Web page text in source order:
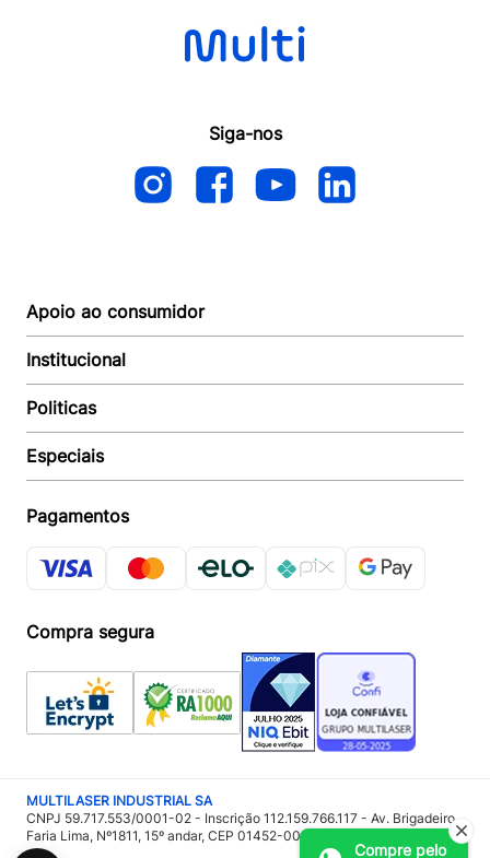
Compre pelo
Siga-nos
Apoio ao consumidor
Autoatendimento
Suporte e reparo
Acompanhar Entrega
Baixe o APP
Institucional
Quem somos
Revendedor
Seja um Revendedor
Trabalhe conosco
Responsabilidade Ambiental:
Imprensa
Politicas
Política de Entrega
Política de Pagamento
Política de Privacidade
Política Troca e Devolução
Regulamento de Cashback
Especiais
Multicoin
Pagamentos
Compra segura
MULTILASER INDUSTRIAL SA
CNPJ 59.717.553/0001-02 - Inscrição 112.159.766.117 - Av. Brigadeiro
Faria Lima, Nº1811, 15º andar, CEP 01452-001 - São Paulo – SP